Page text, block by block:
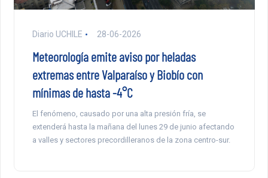
Diario UCHILE 28-06-2026
Meteorología emite aviso por heladas
extremas entre Valparaíso y Biobío con
mínimas de hasta -4°C
El fenómeno, causado por una alta presión fría, se
extenderá hasta la mañana del lunes 29 de junio afectando
a valles y sectores precordilleranos de la zona centro-sur.